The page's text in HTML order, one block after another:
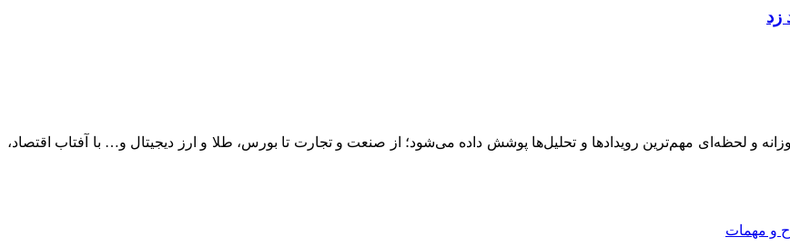
روزانه و لحظه‌ای مهم‌ترین رویدادها و تحلیل‌ها پوشش داده می‌شود؛ از صنعت و تجارت تا بورس، طلا و ارز دیجیتال و… با آفتاب اقتصاد،
و مهمات